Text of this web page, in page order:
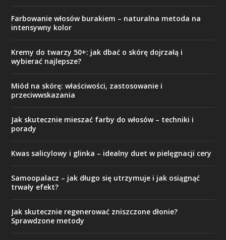
Farbowanie włosów burakiem – naturalna metoda na
intensywny kolor
Kremy do twarzy 50+: jak dbać o skórę dojrzałą i
wybierać najlepsze?
Miód na skórę: właściwości, zastosowanie i
przeciwwskazania
Jak skutecznie mieszać farby do włosów – techniki i
porady
Kwas salicylowy i glinka – idealny duet w pielęgnacji cery
Samoopalacz – jak długo się utrzymuje i jak osiągnąć
trwały efekt?
Jak skutecznie regenerować zniszczone dłonie?
Sprawdzone metody